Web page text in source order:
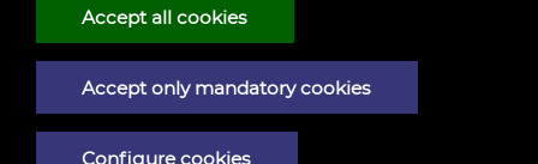
隐私政策
Cookies政策
Accept all cookies
Accept only mandatory cookies
Configure cookies